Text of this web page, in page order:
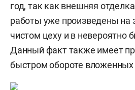
год, так как внешняя
работы уже произведены на
чистом цеху и в невероятно
Данный факт также имеет
быстром обороте вложенных